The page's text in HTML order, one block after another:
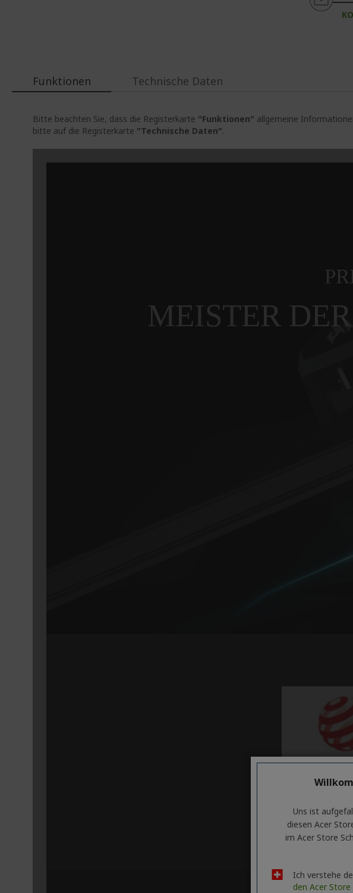
Funktionen
Bitte beachten Sie, dass die Registerkarte "Funktionen" allgemeine
bitte auf die Registerkarte "Technische Daten".
Technische Daten
Uns ist
diesen Acer
im Acer Store
Ich verstehe
den Acer